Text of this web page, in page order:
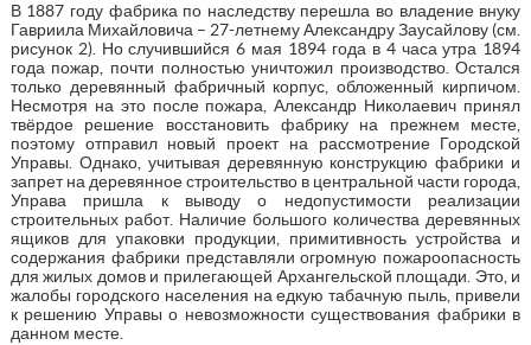
В 1887 году фабрика по наследству перешла во владение внуку
Гавриила Михайловича – 27-летнему Александру Заусайлову (см.
рисунок 2). Но случившийся 6 мая 1894 года в 4 часа утра 1894
года пожар, почти полностью уничтожил производство. Остался
только деревянный фабричный корпус, обложенный кирпичом.
Несмотря на это после пожара, Александр Николаевич принял
твёрдое решение восстановить фабрику на прежнем месте,
поэтому отправил новый проект на рассмотрение Городской
Управы. Однако, учитывая деревянную конструкцию фабрики и
запрет на деревянное строительство в центральной части города,
Управа пришла к выводу о недопустимости реализации
строительных работ. Наличие большого количества деревянных
ящиков для упаковки продукции, примитивность устройства и
содержания фабрики представляли огромную пожароопасность
для жилых домов и прилегающей Архангельской площади. Это, и
жалобы городского населения на едкую табачную пыль, привели
к решению Управы о невозможности существования фабрики в
данном месте.